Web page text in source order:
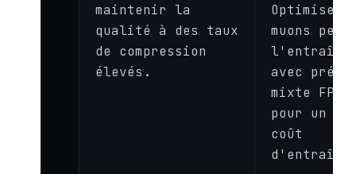
maintenir la
qualité à des taux
de compression
élevés.
Optimiseur
muons
avec
mixte FP4/
pour un
coût